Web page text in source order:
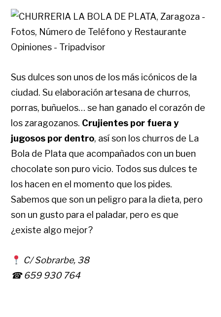
Sus dulces son unos de los más icónicos de la
ciudad. Su elaboración artesana de churros,
porras, buñuelos… se han ganado el corazón de
los zaragozanos. Crujientes por fuera y
jugosos por dentro, así son los churros de La
Bola de Plata que acompañados con un buen
chocolate son puro vicio. Todos sus dulces te
los hacen en el momento que los pides.
Sabemos que son un peligro para la dieta, pero
son un gusto para el paladar, pero es que
¿existe algo mejor?
C/ Sobrarbe, 38
☎ 659 930 764